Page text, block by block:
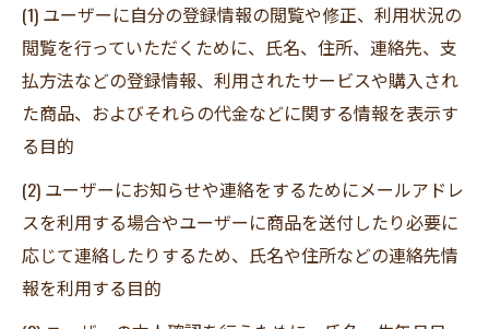
(1) ユーザーに自分の登録情報の閲覧や修正、利用状況の
閲覧を行っていただくために、氏名、住所、連絡先、支
払方法などの登録情報、利用されたサービスや購入され
た商品、およびそれらの代金などに関する情報を表示す
る目的
(2) ユーザーにお知らせや連絡をするためにメールアドレ
スを利用する場合やユーザーに商品を送付したり必要に
応じて連絡したりするため、氏名や住所などの連絡先情
報を利用する目的